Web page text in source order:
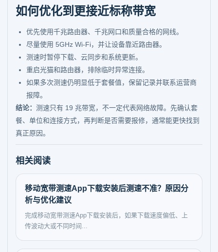
如何优化到更接近标称带宽
优先使用千兆路由器、千兆网口和质量合格的网线。
尽量使用 5GHz Wi-Fi，并让设备靠近路由器。
测速时暂停下载、云同步和系统更新。
重启光猫和路由器，排除临时异常连接。
如果多次测速仍明显低于套餐值，保留记录并联系运营商
报障。
结论： 测速只有 19 兆带宽，不一定代表网络故障。先确认套
餐、单位和连接方式，再判断是否需要报修，通常能更快找到
真正原因。
相关阅读
移动宽带测速App下载安装后测速不准？原因分
析与优化建议
完成移动宽带测速App下载安装后，如果下载速度偏低、上
传波动大或不同时间...